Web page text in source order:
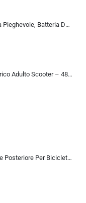
ENGWE Bicicletta Elettrica Pieghevole, Batteria Da 48 V 13,5Ah Con Autonomia Fino A 120km, Sensore Di Coppia Con Freni Idraul
MIWEN Monopattino Elettrico Adulto Scooter – 48V 18Ah 45-55KM di Autonomia monopattino elettrico adulti 11/10.5 Pollici mo…
OLIGHT SEEMEE 30C Luce Posteriore Per Bicicletta LED 30 LUMEN Torcia Bici Rossa 5 Modalità Impermeabile IPX6 TYPE-C Fanale Po